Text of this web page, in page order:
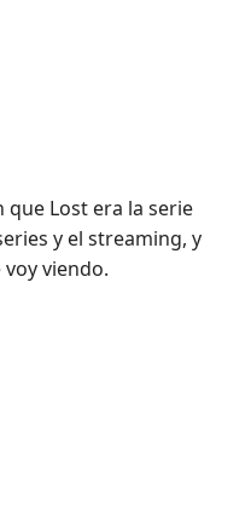
Lost era la serie
y el streaming, y
viendo.